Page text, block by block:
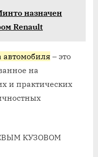
назначен
Renault
автомобиля – это
на
и практических
КУЗОВОМ